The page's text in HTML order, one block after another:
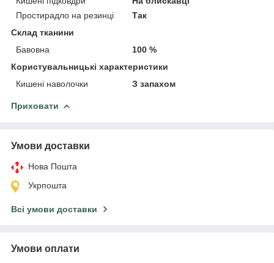
Простирадло на резинці
Так
Склад тканини
Бавовна
100 %
Користувальницькі характеристики
Кишені наволочки
З запахом
Приховати
Умови доставки
Нова Пошта
Укрпошта
Всі умови доставки
Умови оплати